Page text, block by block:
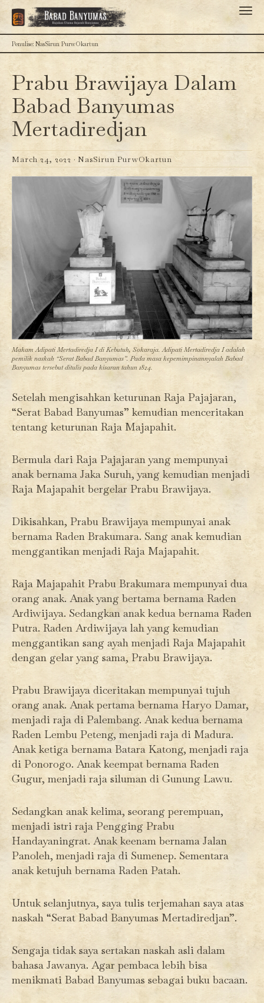
Penulise: NasSirun PurwOkartun
Prabu Brawijaya Dalam
Babad Banyumas
Mertadiredjan
March 24, 2022 · NasSirun PurwOkartun
Makam Adipati Mertadiredja I di Kebutuh, Sokaraja. Adipati Mertadiredja I adalah
pemilik naskah “Serat Babad Banyumas”. Pada masa kepemimpinannyalah Babad
Banyumas tersebut ditulis pada kisaran tahun 1824.
Setelah mengisahkan keturunan Raja Pajajaran,
“Serat Babad Banyumas” kemudian menceritakan
tentang keturunan Raja Majapahit.
Bermula dari Raja Pajajaran yang mempunyai
anak bernama Jaka Suruh, yang kemudian menjadi
Raja Majapahit bergelar Prabu Brawijaya.
Dikisahkan, Prabu Brawijaya mempunyai anak
bernama Raden Brakumara. Sang anak kemudian
menggantikan menjadi Raja Majapahit.
Raja Majapahit Prabu Brakumara mempunyai dua
orang anak. Anak yang bertama bernama Raden
Ardiwijaya. Sedangkan anak kedua bernama Raden
Putra. Raden Ardiwijaya lah yang kemudian
menggantikan sang ayah menjadi Raja Majapahit
dengan gelar yang sama, Prabu Brawijaya.
Prabu Brawijaya diceritakan mempunyai tujuh
orang anak. Anak pertama bernama Haryo Damar,
menjadi raja di Palembang. Anak kedua bernama
Raden Lembu Peteng, menjadi raja di Madura.
Anak ketiga bernama Batara Katong, menjadi raja
di Ponorogo. Anak keempat bernama Raden
Gugur, menjadi raja siluman di Gunung Lawu.
Sedangkan anak kelima, seorang perempuan,
menjadi istri raja Pengging Prabu
Handayaningrat. Anak keenam bernama Jalan
Panoleh, menjadi raja di Sumenep. Sementara
anak ketujuh bernama Raden Patah.
Untuk selanjutnya, saya tulis terjemahan saya atas
naskah “Serat Babad Banyumas Mertadiredjan”.
Sengaja tidak saya sertakan naskah asli dalam
bahasa Jawanya. Agar pembaca lebih bisa
menikmati Babad Banyumas sebagai buku bacaan.